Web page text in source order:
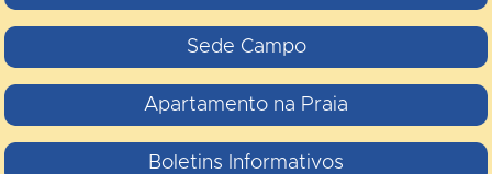
Sede Campo
Apartamento na Praia
Boletins Informativos